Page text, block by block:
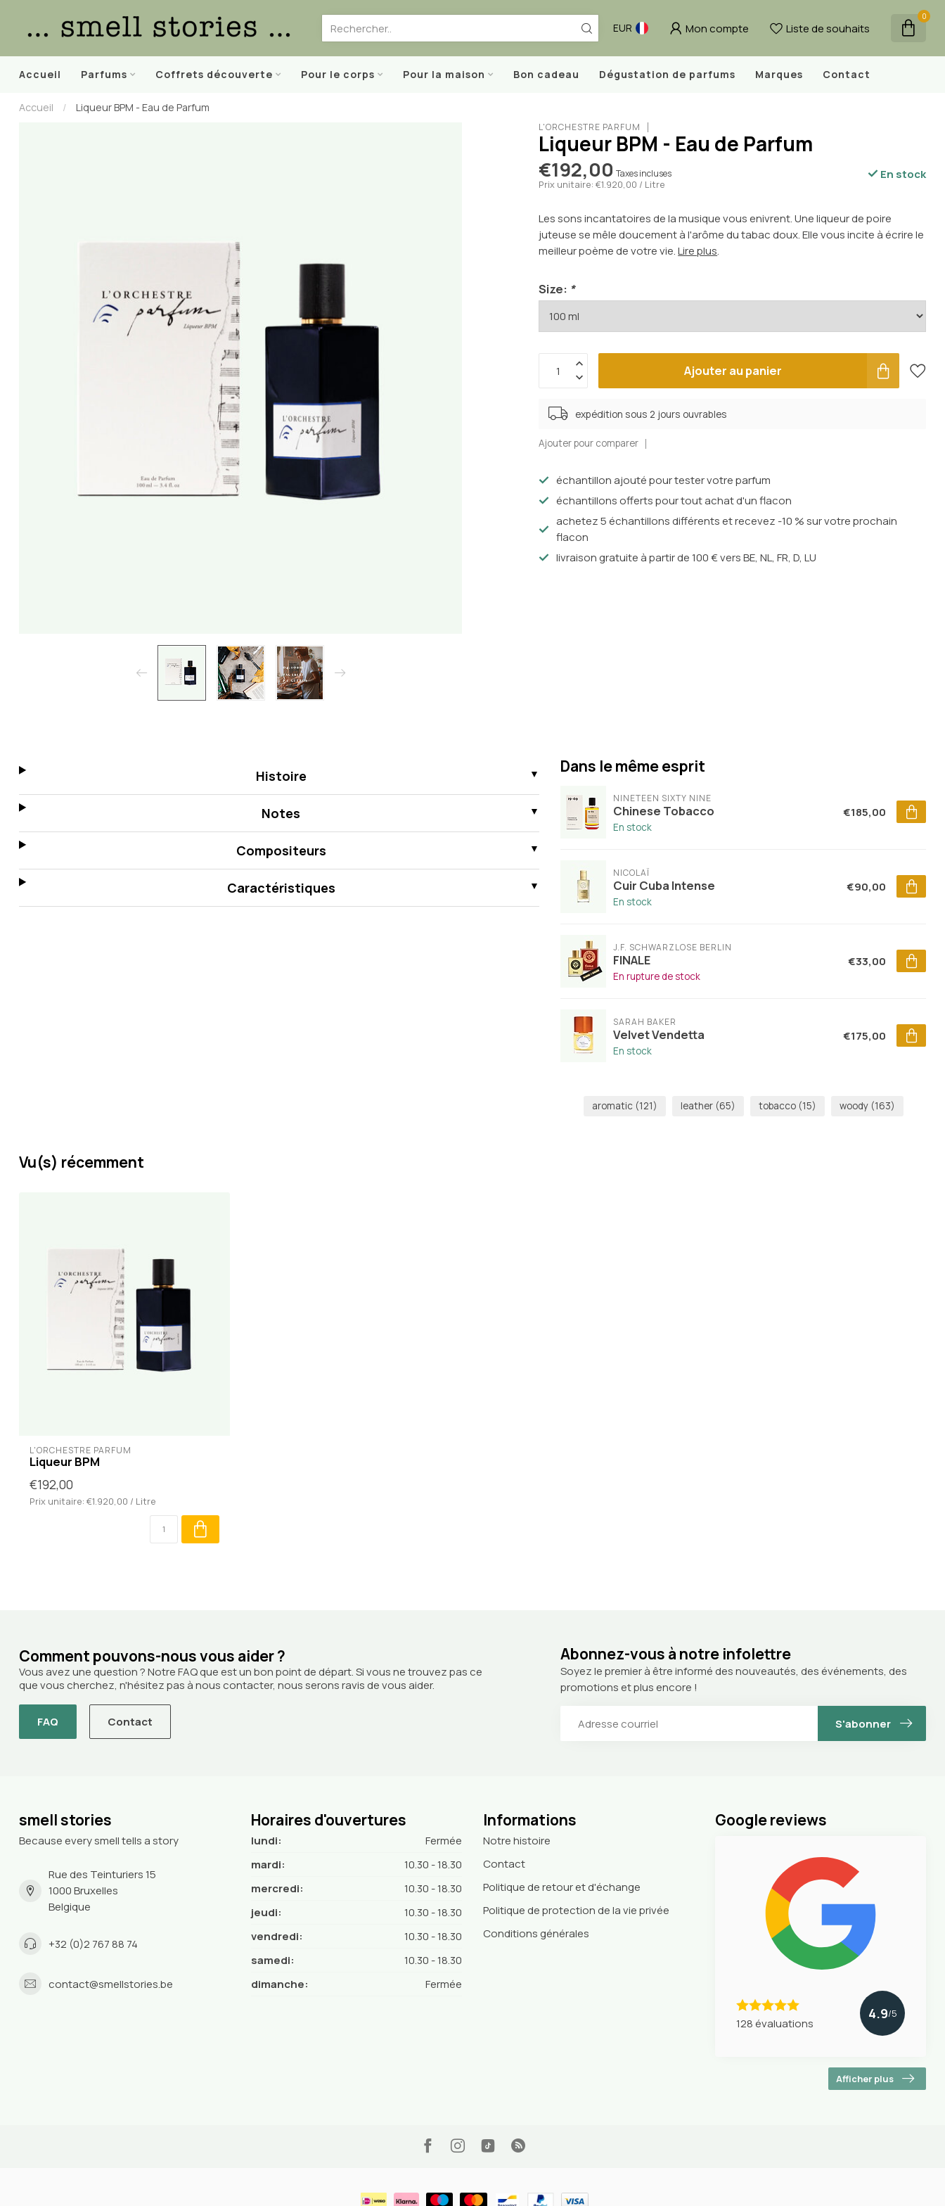
EUR Mon compte Liste de souhaits
0
Accueil Parfums Coffrets découverte Pour le corps Pour la maison Bon cadeau Dégustation de parfums Marques Contact
Accueil / Liqueur BPM - Eau de Parfum
L'ORCHESTRE PARFUM
Liqueur BPM - Eau de Parfum
€192,00 Taxes incluses
Prix unitaire: €1.920,00 / Litre
En stock
Les sons incantatoires de la musique vous enivrent. Une liqueur de poire
juteuse se mêle doucement à l'arôme du tabac doux. Elle vous incite à écrire le
meilleur poème de votre vie.Lire plus.
Size: *
Ajouter au panier
expédition sous 2 jours ouvrables
Ajouter pour comparer
échantillon ajouté pour tester votre parfum
échantillons offerts pour tout achat d'un flacon
achetez 5 échantillons différents et recevez -10 % sur votre prochain
flacon
livraison gratuite à partir de 100 € vers BE, NL, FR, D, LU
Histoire
Notes
Compositeurs
Caractéristiques
Dans le même esprit
NINETEEN SIXTY NINE
Chinese Tobacco
En stock
€185,00
NICOLAÏ
Cuir Cuba Intense
En stock
€90,00
J.F. SCHWARZLOSE BERLIN
FINALE
En rupture de stock
€33,00
SARAH BAKER
Velvet Vendetta
En stock
€175,00
aromatic (121) leather (65) tobacco (15) woody (163)
Vu(s) récemment
L'ORCHESTRE PARFUM
Liqueur BPM
€192,00
Prix unitaire: €1.920,00 / Litre
Comment pouvons-nous vous aider ?
Vous avez une question ? Notre FAQ que est un bon point de départ. Si vous ne trouvez pas ce
que vous cherchez, n'hésitez pas à nous contacter, nous serons ravis de vous aider.
FAQ Contact
Abonnez-vous à notre infolettre
Soyez le premier à être informé des nouveautés, des événements, des
promotions et plus encore !
S'abonner
smell stories
Because every smell tells a story
Rue des Teinturiers 15
1000 Bruxelles
Belgique
+32 (0)2 767 88 74
contact@smellstories.be
Horaires d'ouvertures
lundi:
Fermée
mardi:
10.30 - 18.30
mercredi:
10.30 - 18.30
jeudi:
10.30 - 18.30
vendredi:
10.30 - 18.30
samedi:
10.30 - 18.30
dimanche:
Fermée
Informations
Notre histoire
Contact
Politique de retour et d'échange
Politique de protection de la vie privée
Conditions générales
Google reviews
128 évaluations
4.9/5
Afficher plus